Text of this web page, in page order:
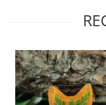
Capac textil pentru
Suport pentru
călătorie
Sac reutilizabil pentru
legume